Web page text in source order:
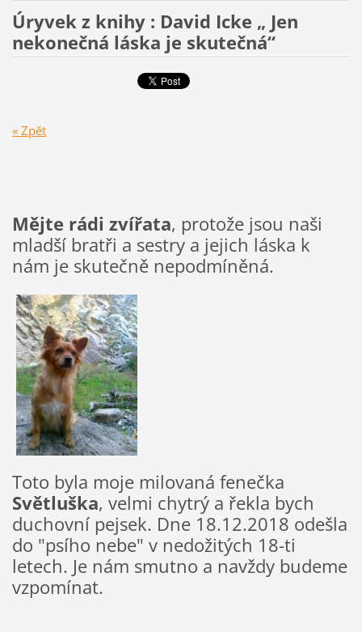
Úryvek z knihy : David Icke „ Jen
nekonečná láska je skutečná“
« Zpět
Mějte rádi zvířata, protože jsou naši
mladší bratři a sestry a jejich láska k
nám je skutečně nepodmíněná.
Toto byla moje milovaná fenečka
Světluška, velmi chytrý a řekla bych
duchovní pejsek. Dne 18.12.2018 odešla
do "psího nebe" v nedožitých 18-ti
letech. Je nám smutno a navždy budeme
vzpomínat.